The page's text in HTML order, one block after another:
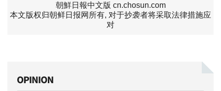
朝鮮日報中文版 cn.chosun.com
本文版权归朝鲜日报网所有, 对于抄袭者将采取法律措施应
对